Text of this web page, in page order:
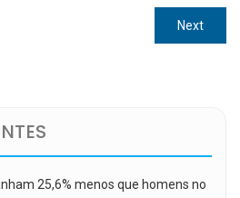
NextNext
post:
25,6% menos que homens no